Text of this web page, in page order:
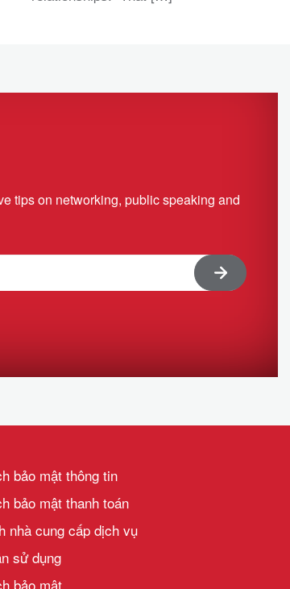
tips on networking, public speaking and
bảo mật thông tin
bảo mật thanh toán
nhà cung cấp dịch vụ
sử dụng
bảo mật